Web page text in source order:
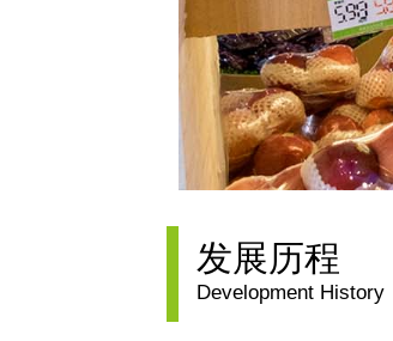
发展历程
Development History